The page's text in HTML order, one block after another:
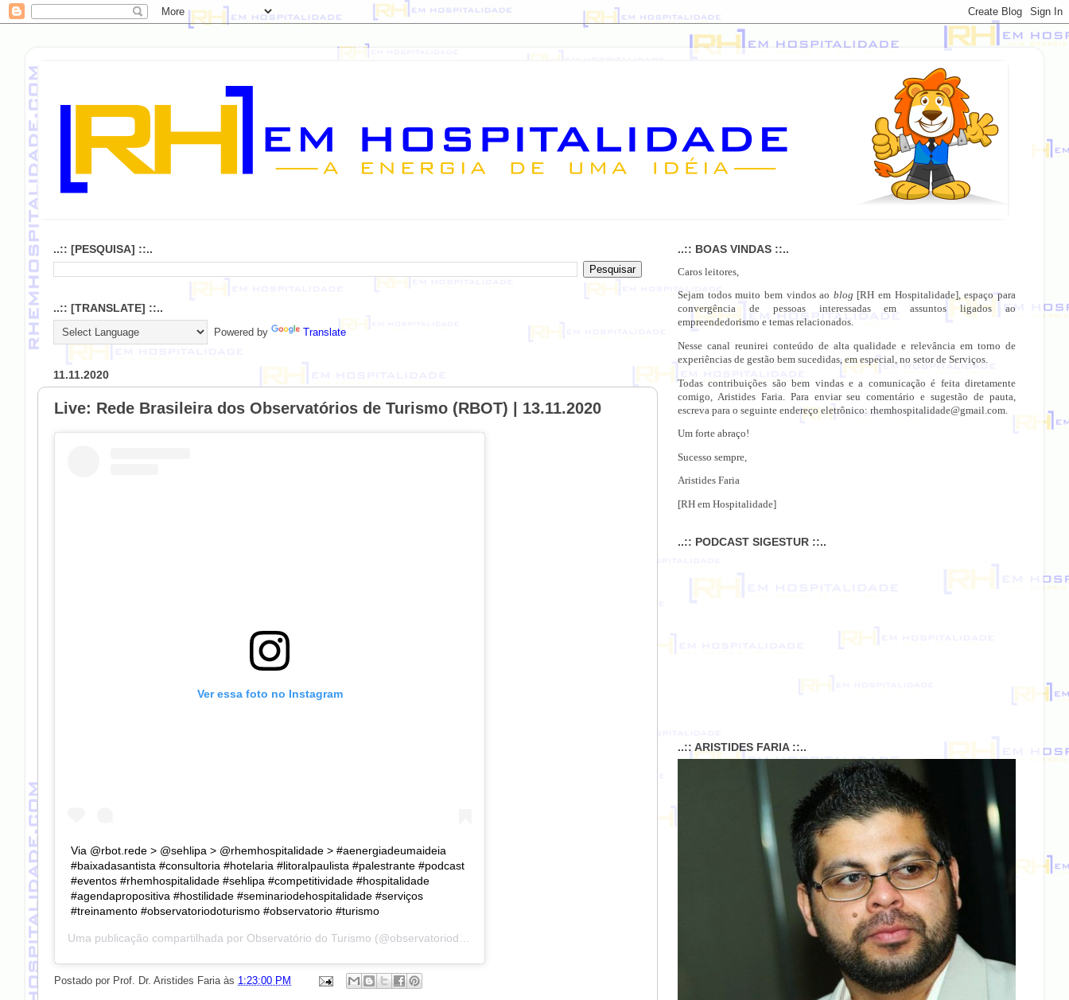
..:: [PESQUISA] ::..
..:: [TRANSLATE] ::..
Powered by Translate
11.11.2020
Live: Rede Brasileira dos Observatórios de Turismo (RBOT) | 13.11.2020
Ver essa foto no Instagram
Via @rbot.rede > @sehlipa > @rhemhospitalidade > #aenergiadeumaideia
#baixadasantista #consultoria #hotelaria #litoralpaulista #palestrante #podcast
#eventos #rhemhospitalidade #sehlipa #competitividade #hospitalidade
#agendapropositiva #hostilidade #seminariodehospitalidade #serviços
#treinamento #observatoriodoturismo #observatorio #turismo
Uma publicação compartilhada por Observatório do Turismo (@observatoriodoturismo) em
Postado por Prof. Dr. Aristides Faria às 1:23:00 PM
..:: BOAS VINDAS ::..
Caros leitores,
Sejam todos muito bem vindos ao blog [RH em Hospitalidade], espaço para
convergência de pessoas interessadas em assuntos ligados ao
empreendedorismo e temas relacionados.
Nesse canal reunirei conteúdo de alta qualidade e relevância em torno de
experiências de gestão bem sucedidas, em especial, no setor de Serviços.
Todas contribuições são bem vindas e a comunicação é feita diretamente
comigo, Aristides Faria. Para enviar seu comentário e sugestão de pauta,
escreva para o seguinte endereço eletrônico: rhemhospitalidade@gmail.com.
Um forte abraço!
Sucesso sempre,
Aristides Faria
[RH em Hospitalidade]
..:: PODCAST SIGESTUR ::..
..:: ARISTIDES FARIA ::..